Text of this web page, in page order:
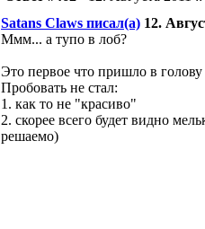
Satans Claws писал(а) 12.
Ммм... а тупо в лоб?
Это первое что пришло в голову
Пробовать не стал:
1. как то не "красиво"
2. скорее всего будет видно
решаемо)